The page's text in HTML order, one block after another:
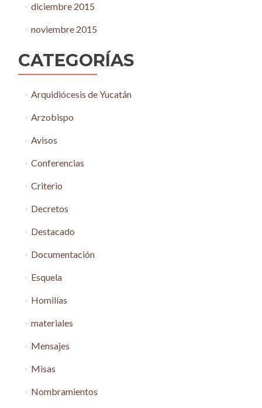
diciembre 2015
noviembre 2015
CATEGORÍAS
Arquidiócesis de Yucatán
Arzobispo
Avisos
Conferencias
Criterio
Decretos
Destacado
Documentación
Esquela
Homilías
materiales
Mensajes
Misas
Nombramientos